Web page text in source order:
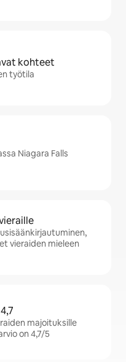
kohteet
työtila
Niagara Falls
vieraiden mieleen
majoituksille
on 4,7/5